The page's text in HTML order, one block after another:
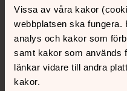
Vissa av våra kakor
webbplatsen ska
analys och kakor som
samt kakor som används
länkar vidare till andra
kakor.
Kontakt
Kalender